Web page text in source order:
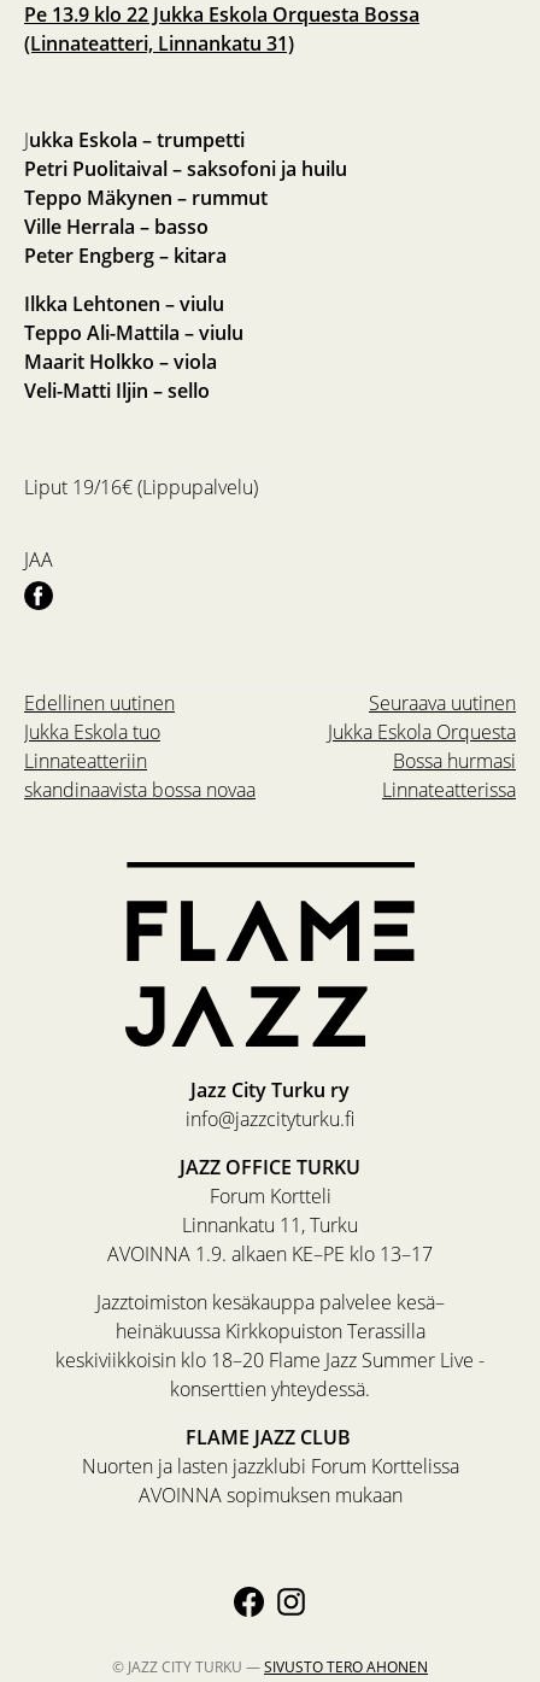
Pe 13.9 klo 22 Jukka Eskola Orquesta Bossa
(Linnateatteri, Linnankatu 31)
Jukka Eskola – trumpetti
Petri Puolitaival – saksofoni ja huilu
Teppo Mäkynen – rummut
Ville Herrala – basso
Peter Engberg – kitara
Ilkka Lehtonen – viulu
Teppo Ali-Mattila – viulu
Maarit Holkko – viola
Veli-Matti Iljin – sello
Liput 19/16€ (Lippupalvelu)
JAA
Seuraava uutinen
Jukka Eskola Orquesta
Bossa hurmasi
Linnateatterissa
Edellinen uutinen
Jukka Eskola tuo
Linnateatteriin
skandinaavista bossa novaa
Jazz City Turku ry
info@jazzcityturku.fi
JAZZ OFFICE TURKU
Forum Kortteli
Linnankatu 11, Turku
AVOINNA 1.9. alkaen KE–PE klo 13–17
Jazztoimiston kesäkauppa palvelee kesä–
heinäkuussa Kirkkopuiston Terassilla
keskiviikkoisin klo 18–20 Flame Jazz Summer Live -
konserttien yhteydessä.
FLAME JAZZ CLUB
Nuorten ja lasten jazzklubi Forum Korttelissa
AVOINNA sopimuksen mukaan
© JAZZ CITY TURKU —SIVUSTOTERO AHONEN